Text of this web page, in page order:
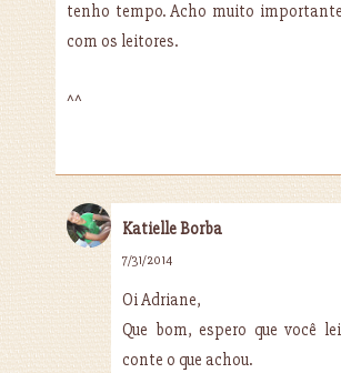
tenho tempo. Acho muito
com os leitores.
^^
Katielle Borba
7/31/2014
Oi Adriane,
Que bom, espero que você
conte o que achou.